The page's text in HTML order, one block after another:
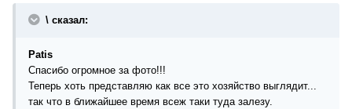
\ сказал:
Patis
Спасибо огромное за фото!!!
Теперь хоть представляю как все это хозяйство выглядит...
так что в ближайшее время всеж таки туда залезу.